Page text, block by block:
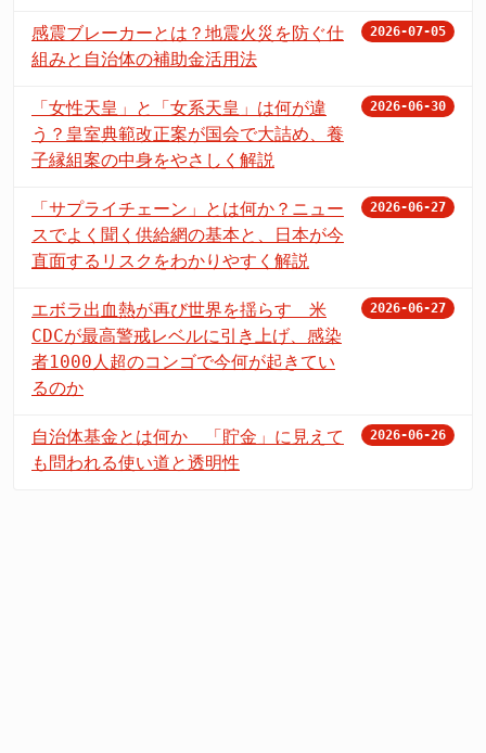
感震ブレーカーとは？地震火災を防ぐ仕
組みと自治体の補助金活用法
2026-07-05
「女性天皇」と「女系天皇」は何が違
う？皇室典範改正案が国会で大詰め、養
子縁組案の中身をやさしく解説
2026-06-30
「サプライチェーン」とは何か？ニュー
スでよく聞く供給網の基本と、日本が今
直面するリスクをわかりやすく解説
2026-06-27
エボラ出血熱が再び世界を揺らす 米
CDCが最高警戒レベルに引き上げ、感染
者1000人超のコンゴで今何が起きてい
るのか
2026-06-27
自治体基金とは何か 「貯金」に見えて
も問われる使い道と透明性
2026-06-26